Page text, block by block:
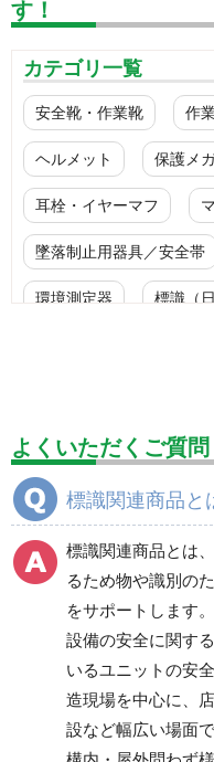
す！
カテゴリ一覧
安全靴・作業靴 作
ヘルメット 保護メ
耳栓・イヤーマフ
墜落制止用器具／安全帯
環境測定器 標識（
設備用品・作業補助用品
分煙対策機器
電気保守用品 ワイ
防災グッズ（防災セット
健康管理器具 季節
商品カテゴリ一覧
カーストップ・タイ
ストッパー
よくいただくご質
標識関連商品と
標識関連商品とは
るため物や識別の
をサポートします
設備の安全に関す
いるユニットの安
造現場を中心に、
設など幅広い場面